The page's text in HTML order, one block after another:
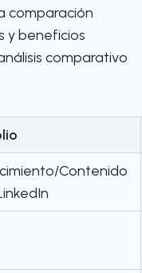
comparación
y beneficios
comparativo
Contenido